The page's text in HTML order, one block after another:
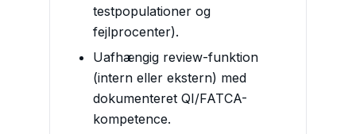
testpopulationer og
fejlprocenter).
Uafhængig review-funktion
(intern eller ekstern) med
dokumenteret QI/FATCA-
kompetence.